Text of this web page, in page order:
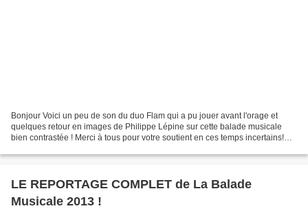
Bonjour Voici un peu de son du duo Flam qui a pu jouer avant l'orage et
quelques retour en images de Philippe Lépine sur cette balade musicale
bien contrastée ! Merci à tous pour votre soutient en ces temps incertains!
LE REPORTAGE COMPLET de La Balade
Musicale 2013 !